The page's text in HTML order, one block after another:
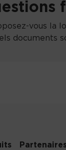
vous la
documents